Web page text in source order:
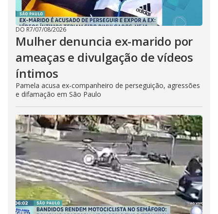
DO R7/07/08/2026
Mulher denuncia ex-marido por
ameaças e divulgação de vídeos
íntimos
Pamela acusa ex-companheiro de perseguição, agressões
e difamação em São Paulo